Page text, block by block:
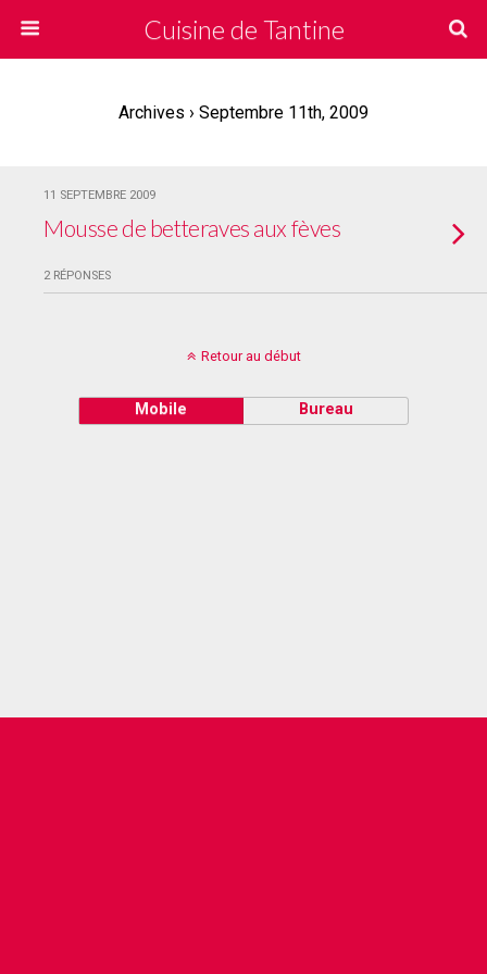
Cuisine de Tantine
Archives › Septembre 11th, 2009
11 SEPTEMBRE 2009
Mousse de betteraves aux fèves
2 RÉPONSES
Retour au début
Mobile Bureau